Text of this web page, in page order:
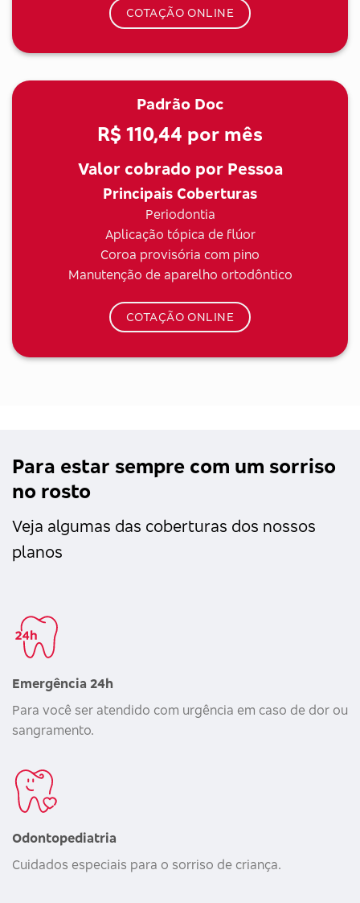
COTAÇÃO ONLINE
Padrão Doc
R$ 110,44 por mês
Valor cobrado por Pessoa
Principais Coberturas
Periodontia
Aplicação tópica de flúor
Coroa provisória com pino
Manutenção de aparelho ortodôntico
COTAÇÃO ONLINE
Para estar sempre com um sorriso
no rosto
Veja algumas das coberturas dos nossos
planos
Emergência 24h
Para você ser atendido com urgência em caso de dor ou
sangramento.
Odontopediatria
Cuidados especiais para o sorriso de criança.